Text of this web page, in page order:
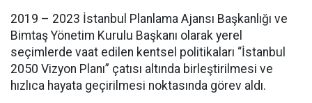
2019 – 2023 İstanbul Planlama Ajansı Başkanlığı ve
Bimtaş Yönetim Kurulu Başkanı olarak yerel
seçimlerde vaat edilen kentsel politikaları “İstanbul
2050 Vizyon Planı” çatısı altında birleştirilmesi ve
hızlıca hayata geçirilmesi noktasında görev aldı.